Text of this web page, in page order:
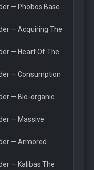
— Phobos Base
— Acquiring The
— Heart Of The
— Consumption
— Bio-organic
— Massive
— Armored
— Kalibas The